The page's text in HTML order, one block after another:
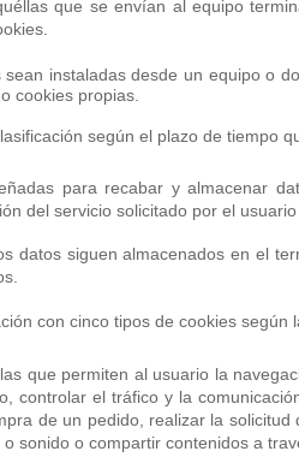
que se envían al equipo
instaladas desde un equipo o
cookies propias.
según el plazo de tiempo
para recabar y almacenar
del servicio solicitado por el
datos siguen almacenados en el
con cinco tipos de cookies
que permiten al usuario la
controlar el tráfico y la
de un pedido, realizar la
sonido o compartir contenidos a